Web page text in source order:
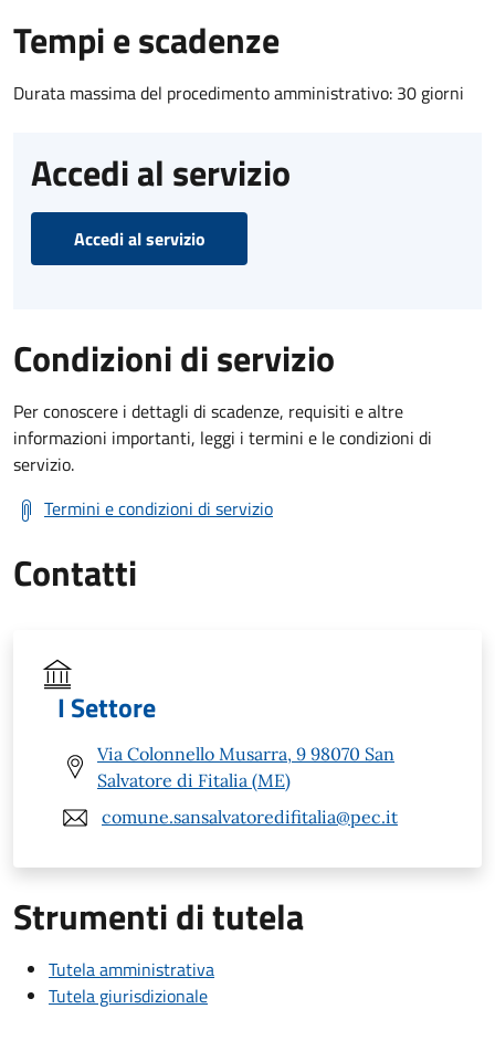
Tempi e scadenze
Durata massima del procedimento amministrativo: 30 giorni
Accedi al servizio
Accedi al servizio
Condizioni di servizio
Per conoscere i dettagli di scadenze, requisiti e altre
informazioni importanti, leggi i termini e le condizioni di
servizio.
Termini e condizioni di servizio
Contatti
I Settore
Via Colonnello Musarra, 9 98070 San
Salvatore di Fitalia (ME)
comune.sansalvatoredifitalia@pec.it
Strumenti di tutela
Tutela amministrativa
Tutela giurisdizionale